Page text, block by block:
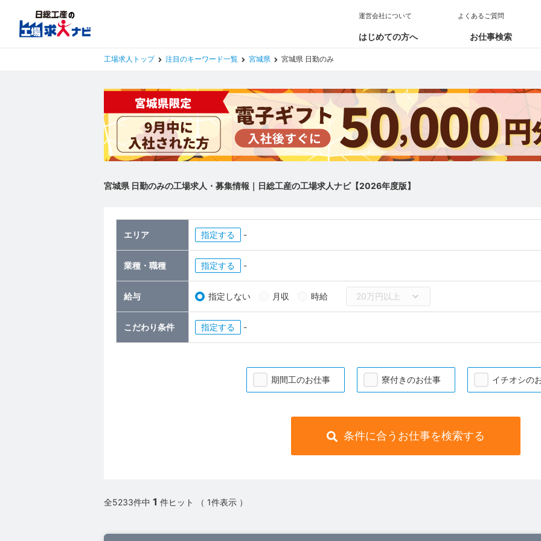
はじめての方へ お仕事検索
運営会社について よくあるご質問
工場求人トップ 注目のキーワード一覧 宮城県 宮城県 日勤のみ
宮城県 日勤のみの工場求人・募集情報｜日総工産の工場求人ナビ【2026年度版】
エリア 指定 -
業種・職種 指定 -
給与 指定しない 月収 時給
こだわり条件 指定 -
期間工のお仕事 寮付きのお仕事 イチオシの
条件に合うお仕事を検索する
全5233件中 1 件ヒット （ 1件表示 ）